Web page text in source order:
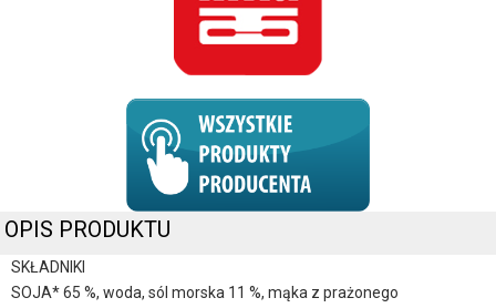
OPIS PRODUKTU
SKŁADNIKI
SOJA* 65 %, woda, sól morska 11 %, mąka z prażonego